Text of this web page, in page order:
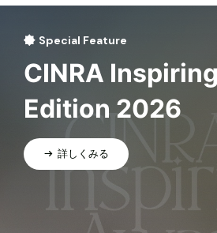
Special Feature
CINRA
Edition 2026
詳しくみる